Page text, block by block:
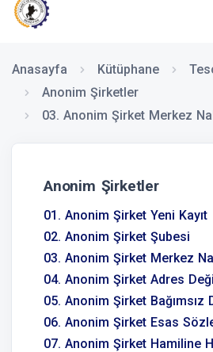
Anasayfa Kütüphane
Anonim Şirketler
03. Anonim Şirket Merkez
Anonim Şirketler
01. Anonim Şirket Yeni Kayıt
02. Anonim Şirket Şubesi
03. Anonim Şirket Merkez
04. Anonim Şirket Adres
05. Anonim Şirket Bağımsız
06. Anonim Şirket Esas
07. Anonim Şirket Hamiline